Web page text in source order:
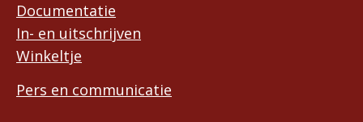
Documentatie
In- en uitschrijven
Winkeltje
Pers en communicatie